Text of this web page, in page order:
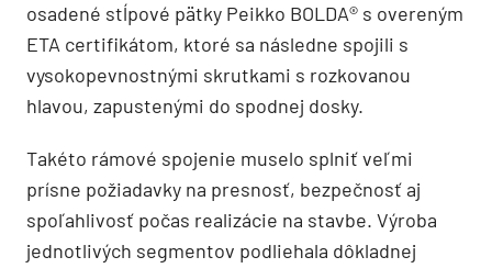
osadené stĺpové pätky Peikko BOLDA® s overeným
ETA certifikátom, ktoré sa následne spojili s
vysokopevnostnými skrutkami s rozkovanou
hlavou, zapustenými do spodnej dosky.
Takéto rámové spojenie muselo splniť veľmi
prísne požiadavky na presnosť, bezpečnosť aj
spoľahlivosť počas realizácie na stavbe. Výroba
jednotlivých segmentov podliehala dôkladnej